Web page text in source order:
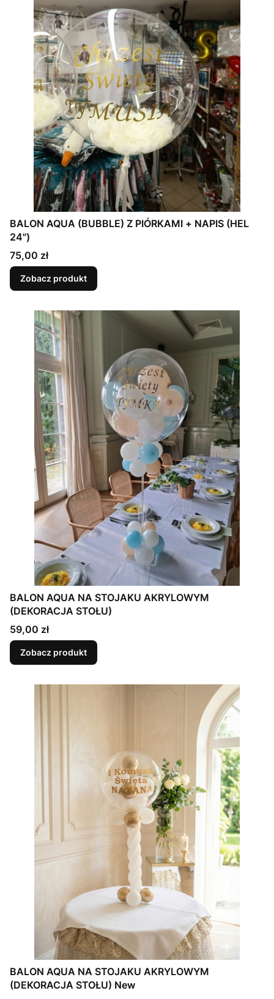
BALON AQUA (BUBBLE) Z PIÓRKAMI + NAPIS (HEL
24")
Cena
75,00 zł
Zobacz produkt
BALON AQUA NA STOJAKU AKRYLOWYM
(DEKORACJA STOŁU)
Cena
59,00 zł
Zobacz produkt
BALON AQUA NA STOJAKU AKRYLOWYM
(DEKORACJA STOŁU) New